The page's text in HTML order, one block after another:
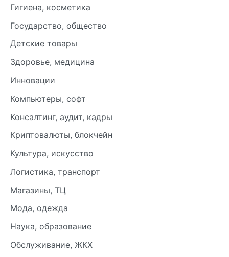
Гигиена, косметика
Государство, общество
Детские товары
Здоровье, медицина
Инновации
Компьютеры, софт
Консалтинг, аудит, кадры
Криптовалюты, блокчейн
Культура, искусство
Логистика, транспорт
Магазины, ТЦ
Мода, одежда
Наука, образование
Обслуживание, ЖКХ